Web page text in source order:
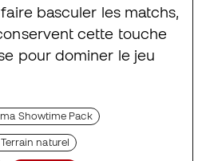
basculer les matchs,
cette touche
pour dominer le jeu
Showtime Pack
naturel